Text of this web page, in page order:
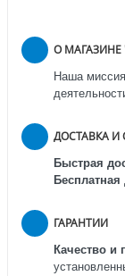
О МАГАЗИНЕ
Наша
ДОСТАВКА И
Быстрая
Бесплатная
ГАРАНТИИ
Качество и